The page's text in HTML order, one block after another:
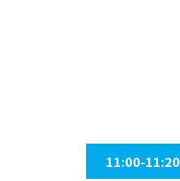
11:00-11:20